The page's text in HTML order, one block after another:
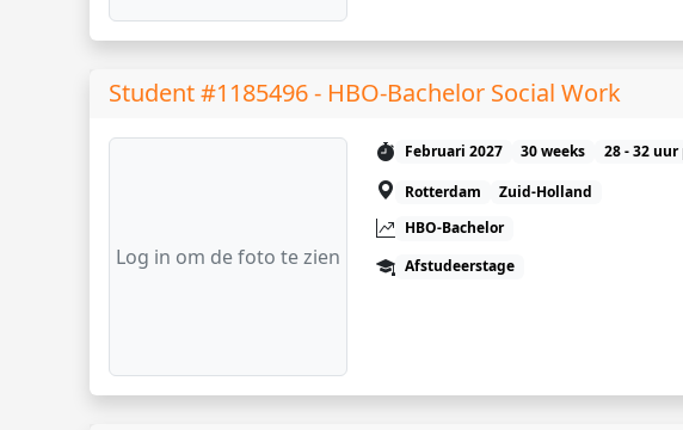
Student #1185496 - HBO-Bachelor Social Work
Log in om de foto te zien
Februari 2027 30 weeks
28 - 32
Rotterdam
Zuid-Holland
HBO-Bachelor
Afstudeerstage